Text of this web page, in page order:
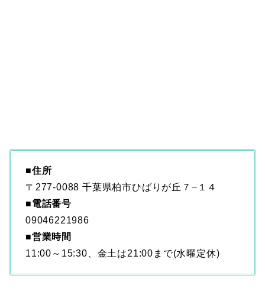
■住所
〒277-0088 千葉県柏市ひばりが丘７−１４
■電話番号
09046221986
■営業時間
11:00～15:30、金土は21:00まで(水曜定休)